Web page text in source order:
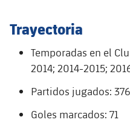
Palmarés
Femenino
Agenda
Actualidad
Jugadores
Resultados
Hockey sobre hielo
plusicon
más
Actualidad
Jugadores
Calendario
Hockey hierba
plusicon
más
Noticias
Hockey Hierba
Patinaje artístico
plusicon
más
Actualidad
Escuela de Patinaje
Trayectoria
Temporadas en el
2014; 2014-2015;
Partidos jugados: 376
Goles marcados: 71